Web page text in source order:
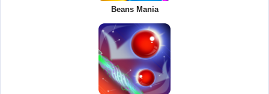
Beans Mania